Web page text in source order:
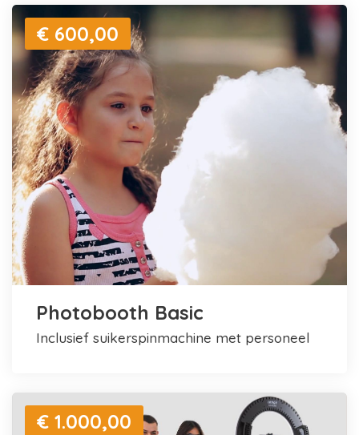
€ 600,00
Photobooth Basic
inclusief suikerspinmachine met personeel
€ 1.000,00